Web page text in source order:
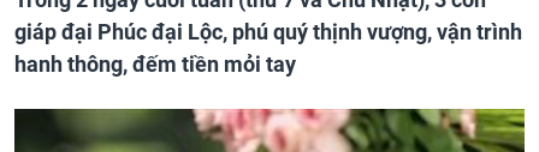
giáp đại Phúc đại Lộc, phú quý thịnh vượng, vận trình
hanh thông, đếm tiền mỏi tay